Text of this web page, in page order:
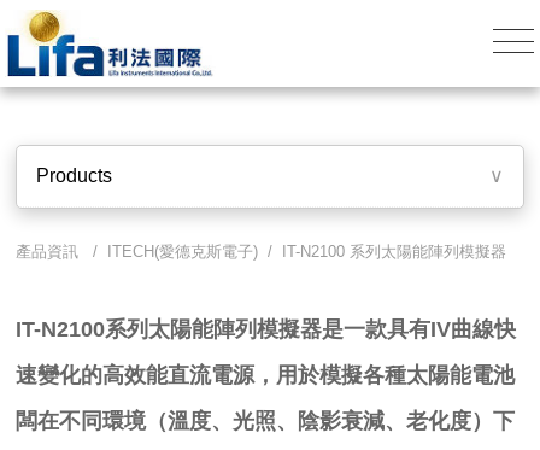
Products ∨
產品資訊 / ITECH(愛德克斯電子) / IT-N2100 系列太陽能陣列模擬器
IT-N2100系列太陽能陣列模擬器是一款具有IV曲線快
速變化的高效能直流電源，用於模擬各種太陽能電池
闆在不同環境（溫度、光照、陰影衰減、老化度）下